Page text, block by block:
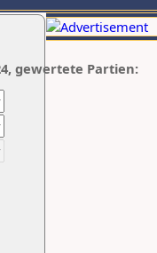
gewertete Partien: